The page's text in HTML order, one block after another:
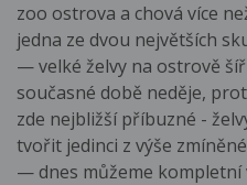
zoo ostrova a chová více
jedna ze dvou největších
— velké želvy na ostrově
současné době neděje,
zde nejbližší příbuzné -
tvořit jedinci z výše
— dnes můžeme kompletní